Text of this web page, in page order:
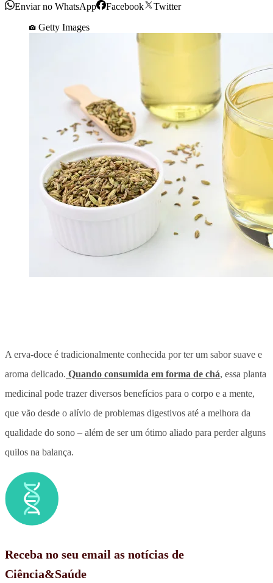
Enviar no WhatsApp Facebook
Twitter
Getty Images
A erva-doce é tradicionalmente conhecida por ter um sabor suave e
aroma delicado. Quando consumida em forma de chá, essa planta
medicinal pode trazer diversos benefícios para o corpo e a mente,
que vão desde o alívio de problemas digestivos até a melhora da
qualidade do sono – além de ser um ótimo aliado para perder alguns
quilos na balança.
Receba no seu email as notícias de
Ciência&Saúde